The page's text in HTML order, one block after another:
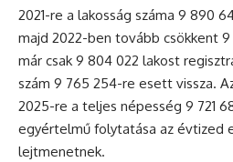
2021-re a lakosság száma 9 890
majd 2022-ben tovább csökkent
már csak 9 804 022 lakost
szám 9 765 254-re esett vissza.
2025-re a teljes népesség 9 721
egyértelmű folytatása az évtized
lejtmenetnek.